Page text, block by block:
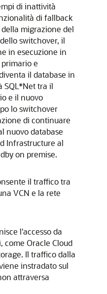
di inattività
di fallback
migrazione del
switchover, il
in esecuzione in
e
il database in
SQL*Net tra il
e il nuovo
lo switchover
di continuare
nuovo database
Infrastructure al
on premise.
il traffico tra
VCN e la rete
l'accesso da
come Oracle Cloud
. Il traffico dalla
instradato sul
attraversa